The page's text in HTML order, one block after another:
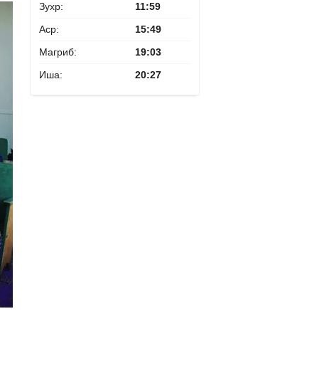
Зухр:
11:59
Аср:
15:49
Магриб:
19:03
Иша:
20:27